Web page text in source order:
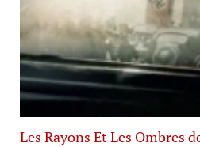
Les Rayons Et Les Ombres